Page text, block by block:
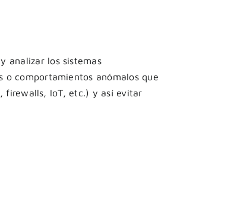
analizar los sistemas
comportamientos anómalos que
firewalls, IoT, etc.) y así evitar